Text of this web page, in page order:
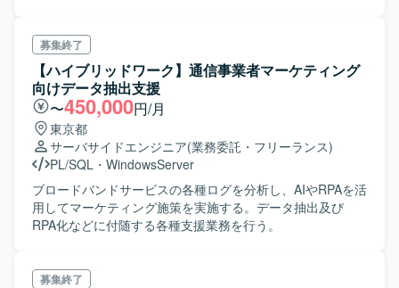
募集終了
【ハイブリッドワーク】通信事業者マーケティング
向けデータ抽出支援
〜450,000円/月
東京都
サーバサイドエンジニア(業務委託・フリーランス)
PL/SQL ・ WindowsServer
ブロードバンドサービスの各種ログを分析し、AIやRPAを活
用してマーケティング施策を実施する。データ抽出及び
RPA化などに付随する各種支援業務を行う。
募集終了